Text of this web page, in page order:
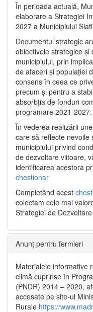
În perioada actuală,
elaborare a Strategiei
2027 a Municipiului
Documentul strategic
obiectivele strategice
municipiului, prin
de afaceri și populației
consens în ceea ce
precum și pentru a
absorbția de fonduri
programare 2021-2027.
În vederea realizării
care să reflecte nevoile
municipiului privind
de dezvoltare viitoare,
identificarea acestora
chestionar
Completând acest
colectam cele mai
Strategiei de
Anunț pentru fermieri
Materialele informative
climă cuprinse în
(PNDR) 2014 – 2020,
accesate pe site-ul
Rurale https://